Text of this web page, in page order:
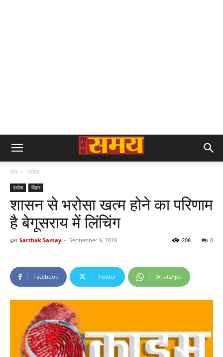
होम प्रदेश
प्रदेश बिहार
शासन से भरोसा खत्म होने का परिणाम
है बेगूसराय में लिंचिंग
द्वारा Sarthak Samay - September 9, 2018 0
208
Facebook Twitter WhatsApp